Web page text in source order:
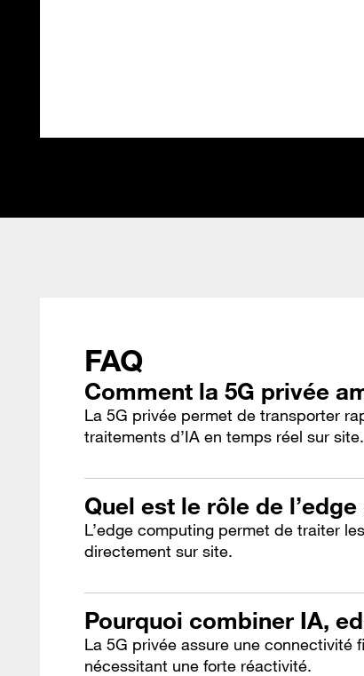
FAQ
Comment la 5G privée
La 5G privée permet de transporter
traitements d’IA en temps réel sur site.
Quel est le rôle de
L’edge computing permet de traiter
directement sur site.
Pourquoi combiner IA,
La 5G privée assure une connectivité
nécessitant une forte réactivité.